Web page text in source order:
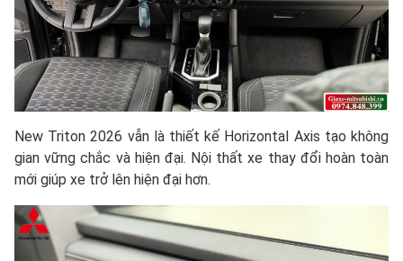
New Triton 2026 vẫn là thiết kế Horizontal Axis tạo không
gian vững chắc và hiện đại. Nội thất xe thay đổi hoàn toàn
mới giúp xe trở lên hiện đại hơn.